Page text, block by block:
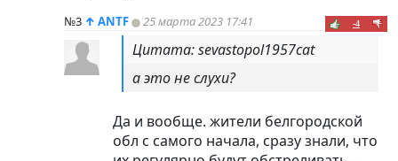
№3 ↑ ANTF 25 марта 2023 17:41 -4
Цитата: sevastopol1957cat
а это не слухи?
Да и вообще. жители белгородской
обл с самого начала, сразу знали, что